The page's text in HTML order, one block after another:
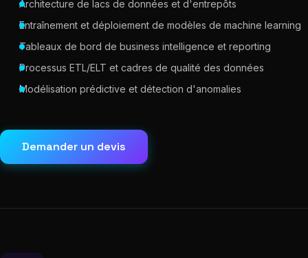
Architecture de lacs de données et d'entrepôts
Entraînement et déploiement de modèles de machine learning
Tableaux de bord de business intelligence et reporting
Processus ETL/ELT et cadres de qualité des données
Modélisation prédictive et détection d'anomalies
Demander un devis